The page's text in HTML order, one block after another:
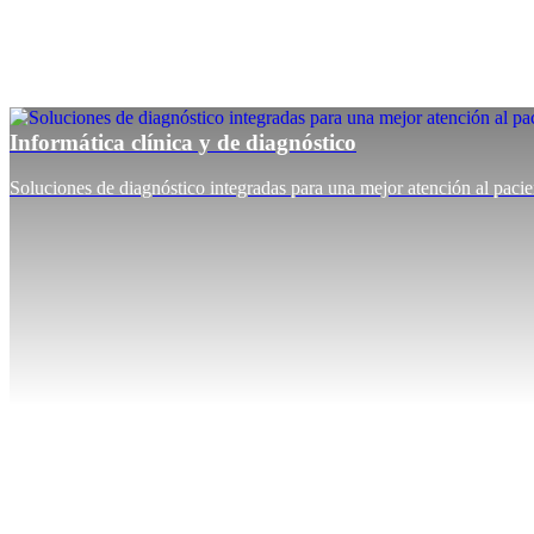
Informática clínica y de diagnóstico
Soluciones de diagnóstico integradas para una mejor atención al